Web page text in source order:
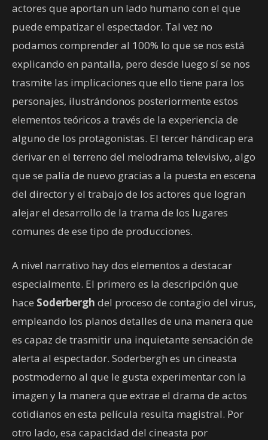
actores que aportan un lado humano con el que
puede empatizar el espectador. Tal vez no
podamos comprender al 100% lo que se nos está
explicando en pantalla, pero desde luego sí se nos
trasmite las implicaciones que ello tiene para los
personajes, ilustrándonos posteriormente estos
elementos teóricos a través de la experiencia de
alguno de los protagonistas. El tercer hándicap era
derivar en el terreno del melodrama televisivo, algo
que se palía de nuevo gracias a la puesta en escena
del director y el trabajo de los actores que logran
alejar el desarrollo de la trama de los lugares
comunes de ese tipo de producciones.
A nivel narrativo hay dos elementos a destacar
especialmente. El primero es la descripción que
hace Soderbergh del proceso de contagio del virus,
empleando los planos detalles de una manera que
es capaz de trasmitir una inquietante sensación de
alerta al espectador. Soderbergh es un cineasta
postmoderno al que le gusta experimentar con la
imagen y la manera que extrae el drama de actos
cotidianos en esta película resulta magistral. Por
otro lado, esa capacidad del cineasta por